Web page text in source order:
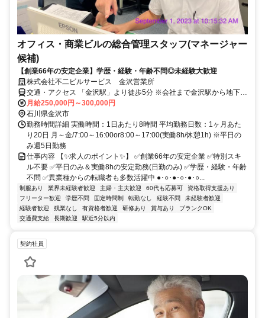
オフィス・商業ビルの総合管理スタッフ(マネージャー
候補)
【創業66年の安定企業】学歴・経験・年齢不問◎未経験大歓迎
株式会社不二ビルサービス 金沢営業所
交通・アクセス 「金沢駅」より徒歩5分 ※会社まで金沢駅から地下道
で繋がっています。
月給250,000円～300,000円
石川県金沢市
勤務時間詳細 実働時間：1日あたり8時間 平均勤務日数：1ヶ月あた
り20日 月～金/7:00～16:00or8:00～17:00(実働8h/休憩1h) ※平日の
み週5日勤務
仕事内容 【✨求人のポイント✨】 ✅創業66年の安定企業 ✅特別スキ
ル不要 ✅平日のみ＆実働8hの安定勤務(日勤のみ) ✅学歴・経験・年齢
不問 ✅異業種からの転職者も多数活躍中 ●･○･●･○･●･○...
制服あり 業界未経験者歓迎 主婦・主夫歓迎 60代も応募可
資格取得支援あり
フリーター歓迎
学歴不問 固定時間制 転勤なし 経験不問
未経験者歓迎
経験者歓迎
残業なし 有資格者歓迎 研修あり 賞与あり
ブランクOK
交通費支給
長期歓迎 駅近5分以内
契約社員